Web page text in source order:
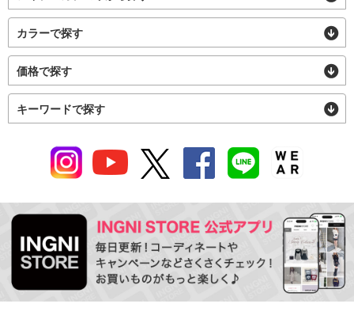
カラーで探す
価格で探す
キーワードで探す